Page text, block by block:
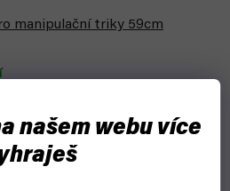
našem webu více
manipulační triky 59cm
velikosti určený i pro